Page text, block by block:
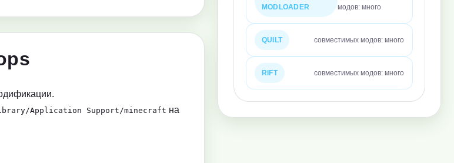
Application Support/minecraft на
MODLOADER
модов: много
QUILT совместимых модов: много
RIFT совместимых модов: много